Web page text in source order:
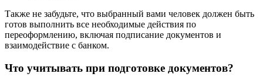
Также не забудьте, что выбранный вами человек должен быть
готов выполнить все необходимые действия по
переоформлению, включая подписание документов и
взаимодействие с банком.
Что учитывать при подготовке документов?